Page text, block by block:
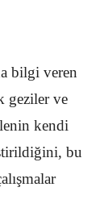
bilgi veren
geziler ve
kendi
bu